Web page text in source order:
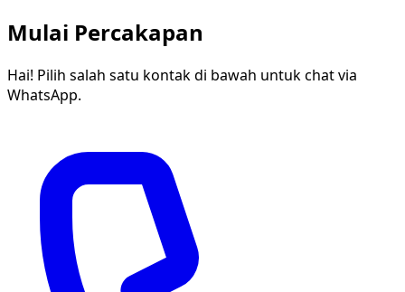
Mulai Percakapan
Hai! Pilih salah satu kontak di bawah untuk chat via
WhatsApp.